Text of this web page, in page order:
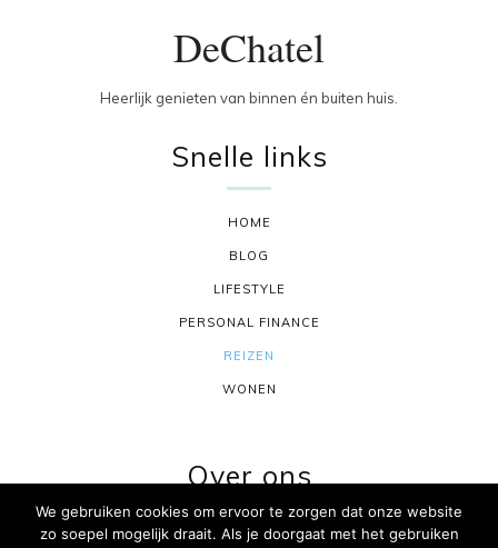
DeChatel
Heerlijk genieten van binnen én buiten huis.
Snelle links
HOME
BLOG
LIFESTYLE
PERSONAL FINANCE
REIZEN
WONEN
Over ons
CONTACT
We gebruiken cookies om ervoor te zorgen dat onze website
zo soepel mogelijk draait. Als je doorgaat met het gebruiken